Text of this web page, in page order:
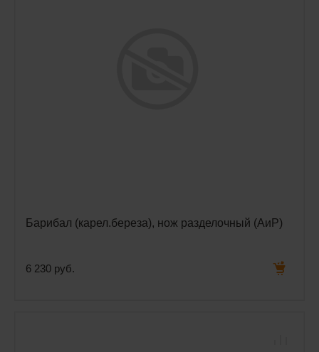
Барибал (карел.береза), нож разделочный (АиР)
6 230 руб.